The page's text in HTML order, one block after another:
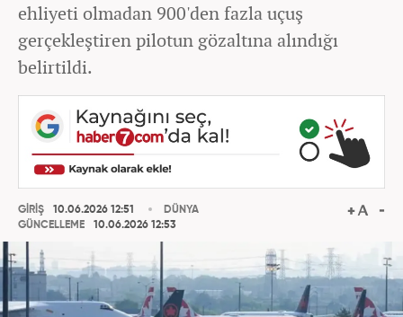
ehliyeti olmadan 900'den fazla uçuş
gerçekleştiren pilotun gözaltına alındığı
belirtildi.
GİRİŞ
10.06.2026 12:51
GÜNCELLEME
10.06.2026 12:53
DÜNYA